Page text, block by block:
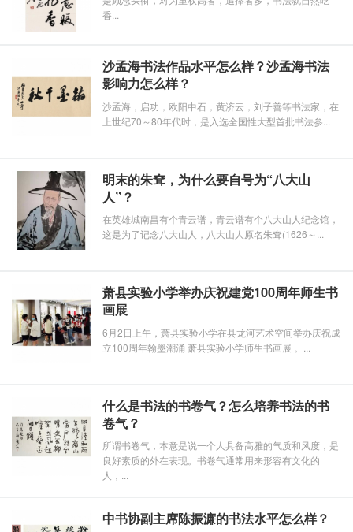
香...
沙孟海书法作品水平怎么样？沙孟海书法
影响力怎么样？
沙孟海，启功，欧阳中石，黄济云，刘子善等书法家，在
上世纪70～80年代时，是入选全国性大型首批书法参...
明末的朱耷，为什么要自号为“八大山
人”？
在英雄城南昌有个青云谱，青云谱有个八大山人纪念馆，
这是为了记念八大山人，八大山人原名朱耷(1626～...
萧县实验小学举办庆祝建党100周年师生书
画展
6月2日上午，萧县实验小学在县龙河艺术空间举办庆祝成
立100周年翰墨潮涌 萧县实验小学师生书画展 。...
什么是书法的书卷气？怎么培养书法的书
卷气？
所谓书卷气，本意是说一个人具备高雅的气质和风度，是
良好素质的外在表现。书卷气通常用来形容有文化的
人，...
中书协副主席陈振濂的书法水平怎么样？